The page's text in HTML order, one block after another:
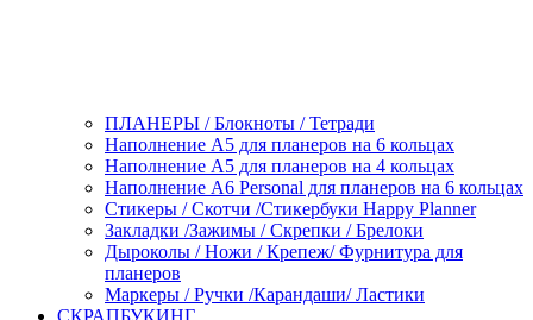
ПЛАНЕРЫ / Блокноты / Тетради
Наполнение А5 для планеров на 6 кольцах
Наполнение А5 для планеров на 4 кольцах
Наполнение А6 Personal для планеров на 6 кольцах
Стикеры / Скотчи /Стикербуки Happy Planner
Закладки /Зажимы / Скрепки / Брелоки
Дыроколы / Ножи / Крепеж/ Фурнитура для
планеров
Маркеры / Ручки /Карандаши/ Ластики
СКРАПБУКИНГ